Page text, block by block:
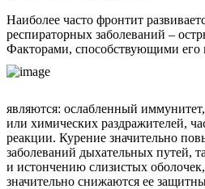
Наиболее часто фронтит
респираторных заболеваний –
Факторами, способствующими его
являются: ослабленный
или химических раздражителей,
реакции. Курение значительно
заболеваний дыхательных путей,
и истончению слизистых оболочек,
значительно снижаются ее